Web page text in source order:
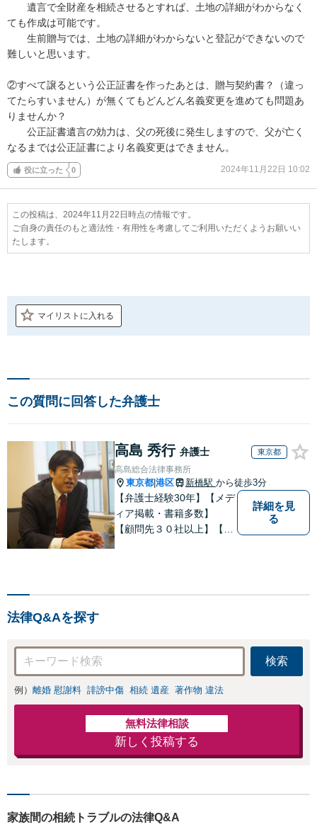
遺言で全財産を相続させるとすれば、土地の詳細がわからなく
ても作成は可能です。
生前贈与では、土地の詳細がわからないと登記ができないので
難しいと思います。
②すべて譲るという公正証書を作ったあとは、贈与契約書？（違っ
てたらすいません）が無くてもどんどん名義変更を進めても問題あ
りませんか？
公正証書遺言の効力は、父の死後に発生しますので、父が亡く
なるまでは公正証書により名義変更はできません。
役に立った 0 2024年11月22日 10:02
この投稿は、2024年11月22日時点の情報です。
ご自身の責任のもと適法性・有用性を考慮してご利用いただくようお願いい
たします。
マイリストに入れる
この質問に回答した弁護士
高島 秀行 弁護士 東京都
高島総合法律事務所
東京都 港区 新橋駅 から徒歩3分
【弁護士経験30年】【メデ
ィア掲載・書籍多数】
【顧問先３０社以上】【相
詳細を見
る
法律Q&Aを探す
検索
例） 離婚 慰謝料 誹謗中傷 相続 遺産 著作物 違法
無料法律相談
新しく投稿する
家族間の相続トラブルの法律Q&A